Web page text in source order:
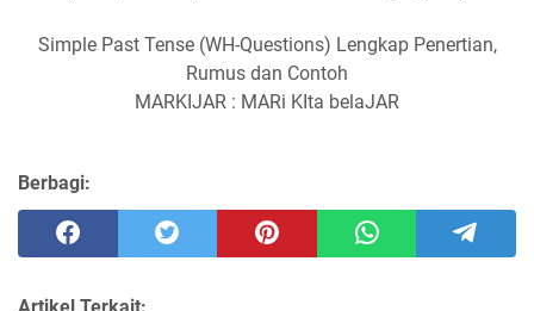
Simple Past Tense (WH-Questions) Lengkap Penertian,
Rumus dan Contoh
MARKIJAR : MARi KIta belaJAR
Berbagi: